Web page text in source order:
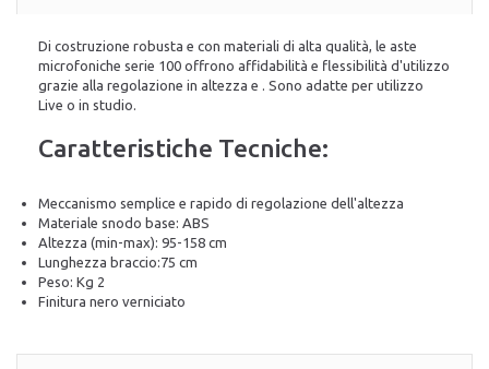
Di costruzione robusta e con materiali di alta qualità, le aste
microfoniche serie 100 offrono affidabilità e flessibilità d'utilizzo
grazie alla regolazione in altezza e . Sono adatte per utilizzo
Live o in studio.
Caratteristiche Tecniche:
Meccanismo semplice e rapido di regolazione dell'altezza
Materiale snodo base: ABS
Altezza (min-max): 95-158 cm
Lunghezza braccio:75 cm
Peso: Kg 2
Finitura nero verniciato